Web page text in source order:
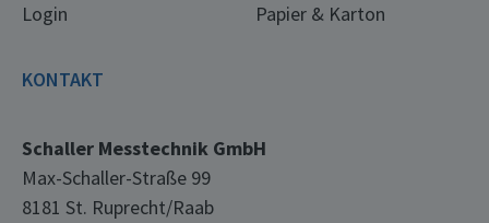
Login
Papier & Karton
KONTAKT
Schaller Messtechnik GmbH
Max-Schaller-Straße 99
8181 St. Ruprecht/Raab